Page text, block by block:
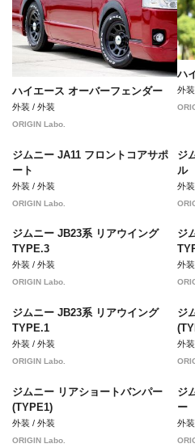
ハイエース オーバーフェンダー
外装 / 外装
ORIGIN Labo.
ハ
外
ジムニー JA11 フロントコアサポ
ート
外装 / 外装
ORIGIN Labo.
ジ
ル
外
ジムニー JB23系 リアウイング
TYPE.3
外装 / 外装
ORIGIN Labo.
ジ
外
ジムニー JB23系 リアウイング
TYPE.1
外装 / 外装
ORIGIN Labo.
ジ
外
ジムニー リアショートバンパー
(TYPE1)
外装 / 外装
ORIGIN Labo.
ジ
ー
外